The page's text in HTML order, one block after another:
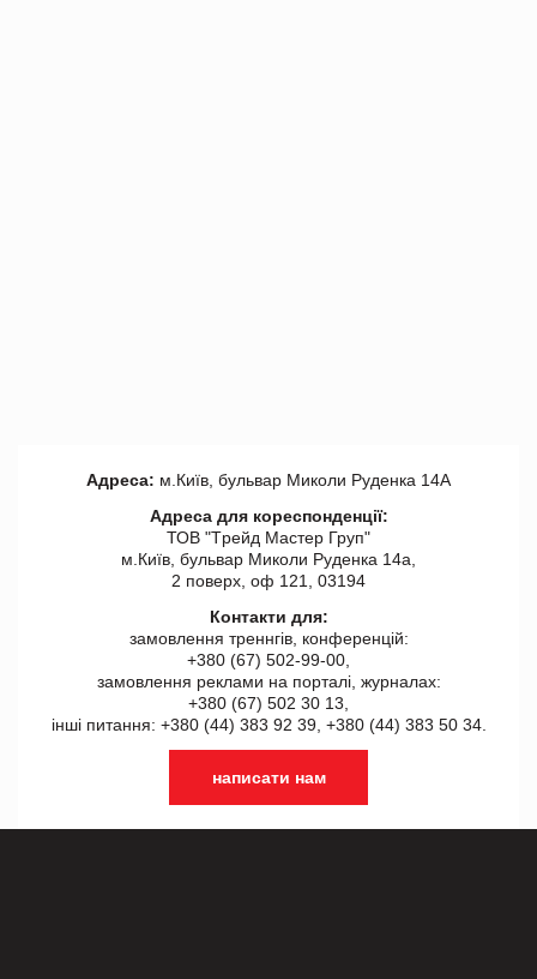
Адреса: м.Київ, бульвар Миколи Руденка 14А
Адреса для кореспонденції:
ТОВ "Tрейд Мастер Груп"
м.Київ, бульвар Миколи Руденка 14а,
2 поверх, оф 121, 03194
Контакти для:
замовлення треннгів, конференцій:
+380 (67) 502-99-00,
замовлення реклами на порталі, журналах:
+380 (67) 502 30 13,
інші питання: +380 (44) 383 92 39, +380 (44) 383 50 34.
написати нам